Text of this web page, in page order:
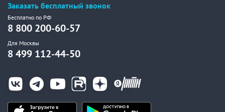
Заказать бесплатный звонок
Бесплатно по РФ
8 800 200-60-57
Для Москвы
8 499 112-44-50